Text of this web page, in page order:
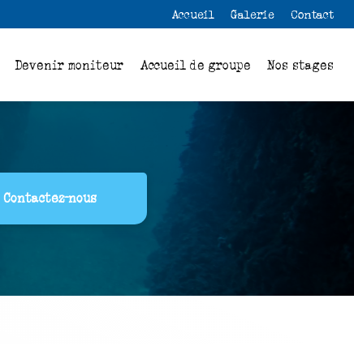
Accueil Galerie
Contact
Devenir moniteur Accueil de groupe Nos stages
Contactez-nous